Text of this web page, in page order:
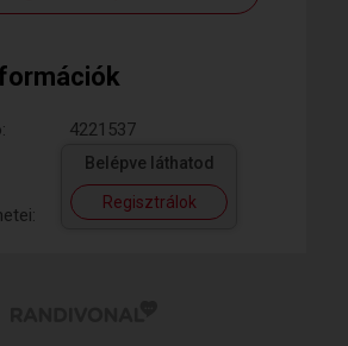
4221537
Belépve láthatod
Regisztrálok